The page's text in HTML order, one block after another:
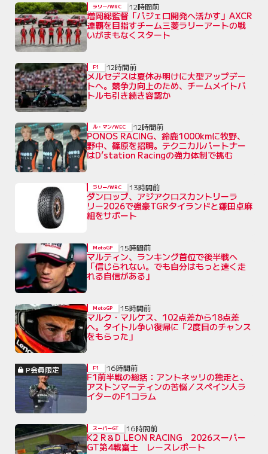
増岡総監督「パジェロ開発へ活かす」AXCR
連覇を目指すチーム三菱ラリーアートの戦
いがまもなくスタート
ラリー/WRC 12時間前
メルセデスは夏休み明けに大型アップデー
トへ。競争力向上のため、チームメイトバ
トルも引き続き容認か
F1 12時間前
PONOS RACING、鈴鹿1000kmに牧野、
野中、篠原を招聘。テクニカルパートナー
はD’station Racingの強力体制で挑む
ル・マン/WEC 12時間前
ダンロップ、アジアクロスカントリーラ
リー2026で強豪TGRタイランドと鎌田卓麻
組をサポート
ラリー/WRC 13時間前
マルティン、ランキング首位で後半戦へ
「信じられない。でも自分はもっと速く走
れる自信がある」
MotoGP 15時間前
マルク・マルケス、102点差から18点差
へ。タイトル争い復帰に「2度目のチャンス
をもらった」
MotoGP 15時間前
P会員限定
F1前半戦の総括：アントネッリの独走と、
アストンマーティンの苦悩／スペイン人ラ
イターのF1コラム
F1 16時間前
K2 R＆D LEON RACING 2026スーパー
GT第4戦富士 レースレポート
スーパーGT 16時間前